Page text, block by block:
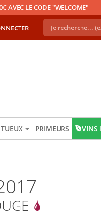
AVEC LE CODE "WELCOME"
PRIMEURS VINS